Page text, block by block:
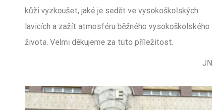
kůži vyzkoušet, jaké je sedět ve vysokoškolských
lavicích a zažít atmosféru běžného vysokoškolského
života. Velmi děkujeme za tuto příležitost.
JN